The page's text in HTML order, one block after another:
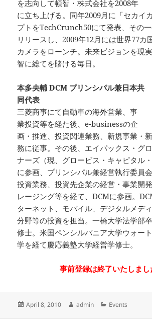
を志向して頓智・株式会社を2008年
に立ち上げる。同年2009月に「セカイ
プトをTechCrunch50にて発表、その
リリースし、2009年12月には世界77カ
カメラをローンチ。未来ビジョンを現
智に総てを賭ける毎日。
本多央輔 DCM プリンシパル兼日本共
同代表
三菱商事にて自動車の海外営業、事
業投資等を経た後、e-businessの企
画・推進、投資関連業務、新規事業・
務に従事。その後、エイパックス・グ
ナーズ（現、グロービス・キャピタル
に参画、プリンシパル兼経営執行委員
投資業務、投資先企業の経営・事業開
レージング等を経て、DCMに参画。
ターネット、モバイル、デジタルメデ
分野等の投資を担当。一橋大学法学部
修士。米国ペンシルバニア大学ウォー
学を経て慶応義塾大学経営学修士。
事前登録は終了いたしまし
Posted
April 8, 2010 Author
admin Categories
Events